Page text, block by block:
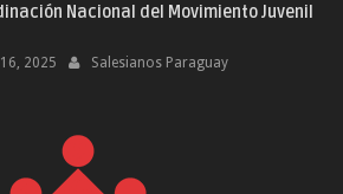
Nacional del Movimiento Juvenil
2025 Salesianos Paraguay